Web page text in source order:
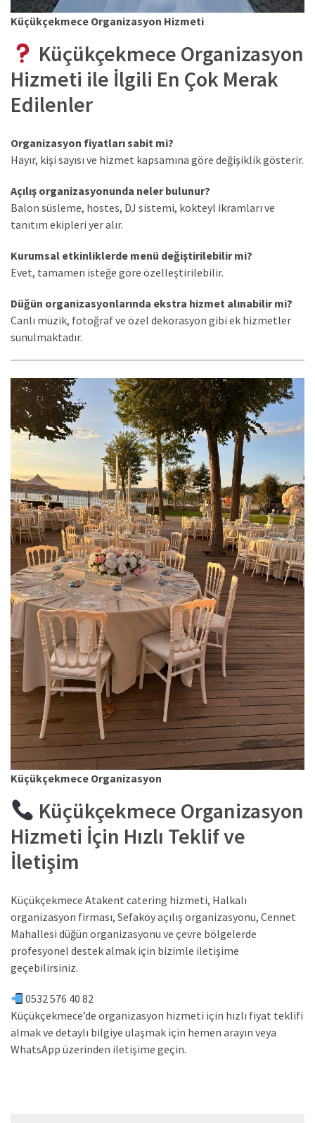
Küçükçekmece Organizasyon Hizmeti
Küçükçekmece Organizasyon
Hizmeti ile İlgili En Çok Merak
Edilenler
Organizasyon fiyatları sabit mi?
Hayır, kişi sayısı ve hizmet kapsamına göre değişiklik gösterir.
Açılış organizasyonunda neler bulunur?
Balon süsleme, hostes, DJ sistemi, kokteyl ikramları ve
tanıtım ekipleri yer alır.
Kurumsal etkinliklerde menü değiştirilebilir mi?
Evet, tamamen isteğe göre özelleştirilebilir.
Düğün organizasyonlarında ekstra hizmet alınabilir mi?
Canlı müzik, fotoğraf ve özel dekorasyon gibi ek hizmetler
sunulmaktadır.
Küçükçekmece Organizasyon
Küçükçekmece Organizasyon
Hizmeti İçin Hızlı Teklif ve
İletişim
Küçükçekmece Atakent catering hizmeti, Halkalı
organizasyon firması, Sefaköy açılış organizasyonu, Cennet
Mahallesi düğün organizasyonu ve çevre bölgelerde
profesyonel destek almak için bizimle iletişime
geçebilirsiniz.
0532 576 40 82
Küçükçekmece’de organizasyon hizmeti için hızlı fiyat teklifi
almak ve detaylı bilgiye ulaşmak için hemen arayın veya
WhatsApp üzerinden iletişime geçin.